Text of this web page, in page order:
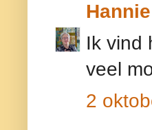
Ik vind
veel
2